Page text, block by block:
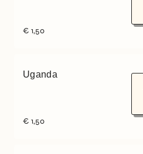
€ 1,50
Uganda
€ 1,50